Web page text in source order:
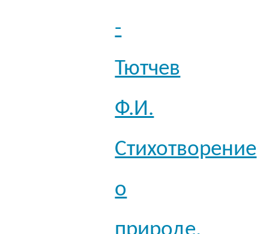
-
Тютчев
Ф.И.
Стихотворение
о